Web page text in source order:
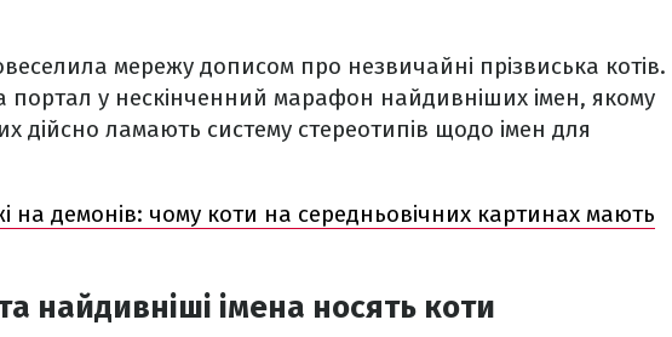
мережу дописом про незвичайні прізвиська котів.
портал у нескінченний марафон найдивніших імен, якому
дійсно ламають систему стереотипів щодо імен для
на демонів: чому коти на середньовічних картинах мають
найдивніші імена носять коти